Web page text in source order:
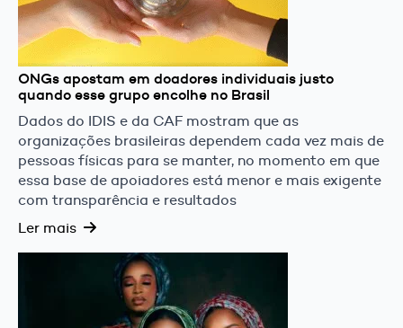
ONGs apostam em doadores individuais justo
quando esse grupo encolhe no Brasil
Dados do IDIS e da CAF mostram que as
organizações brasileiras dependem cada vez mais de
pessoas físicas para se manter, no momento em que
essa base de apoiadores está menor e mais exigente
com transparência e resultados
Ler mais